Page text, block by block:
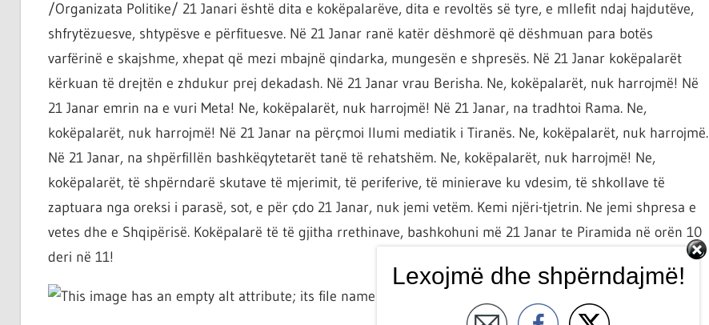
ndryshme
botën,
por
çështja
është
që
ta
/Organizata Politike/ 21 Janari është dita e kokëpalarëve, dita e revoltës së tyre, e mllefit ndaj hajdutëve,
shfrytëzuesve, shtypësve e përfituesve. Në 21 Janar ranë katër dëshmorë që dëshmuan para botës
varfërinë e skajshme, xhepat që mezi mbajnë qindarka, mungesën e shpresës. Në 21 Janar kokëpalarët
kërkuan të drejtën e zhdukur prej dekadash. Në 21 Janar vrau Berisha. Ne, kokëpalarët, nuk harrojmë! Në
21 Janar emrin na e vuri Meta! Ne, kokëpalarët, nuk harrojmë! Në 21 Janar, na tradhtoi Rama. Ne,
kokëpalarët, nuk harrojmë! Në 21 Janar na përçmoi llumi mediatik i Tiranës. Ne, kokëpalarët, nuk harrojmë.
Në 21 Janar, na shpërfillën bashkëqytetarët tanë të rehatshëm. Ne, kokëpalarët, nuk harrojmë! Ne,
kokëpalarët, të shpërndarë skutave të mjerimit, të periferive, të minierave ku vdesim, të shkollave të
zaptuara nga oreksi i parasë, sot, e për çdo 21 Janar, nuk jemi vetëm. Kemi njëri-tjetrin. Ne jemi shpresa e
vetes dhe e Shqipërisë. Kokëpalarë të të gjitha rrethinave, bashkohuni më 21 Janar te Piramida në orën 10
deri në 11!
Lexojmë dhe shpërndajmë!